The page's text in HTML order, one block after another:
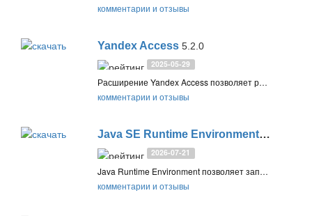
комментарии и отзывы
Yandex Access 5.2.0
2025-05-29
Расширение Yandex Access позволяет разблокировать доступ к сайтам Яндекса, Вконтакте и Одноклассники без потери скорости Интернета. Поддерживает Google Chrome, Яндекс.Браузер и другие Chromium-браузеры
комментарии и отзывы
Java SE Runtime Environment / Development Kit
2026-07-21
Java Runtime Environment позволяет запускать приложения (апплеты), написанные на языке Java, в вашем браузере. Играйте в онлайн-игры, общайтесь в интернет-чатах и используйте другие полезные возможности Java-апплетов на различных веб-сайтах
комментарии и отзывы